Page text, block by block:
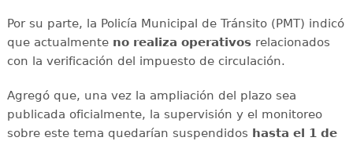
Por su parte, la Policía Municipal de Tránsito (PMT) indicó
que actualmente no realiza operativosrelacionados
con la verificación del impuesto de circulación.
Agregó que, una vez la ampliación del plazo sea
publicada oficialmente, la supervisión y el monitoreo
sobre este tema quedarían suspendidos hasta el 1 de